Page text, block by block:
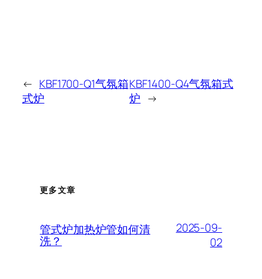
← KBF1700-Q1气氛箱
式炉
KBF1400-Q4气氛箱式
炉 →
更多文章
管式炉加热炉管如何清
洗？
2025-09-
02